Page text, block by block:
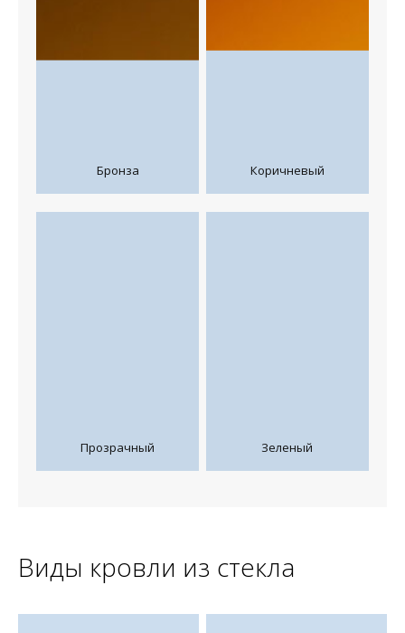
Бронза Коричневый
Прозрачный Зеленый
Виды кровли из стекла